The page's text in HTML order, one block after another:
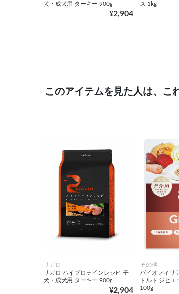
犬・成犬用 ターキー 900g
¥2,904
ス 1kg
このアイテムを見た人は、こ
リガロ
リガロ ハイプロテインレシピ 子
犬・成犬用 ターキー 900g
¥2,904
その他
バイオフィリ
トルト ジビ
100g